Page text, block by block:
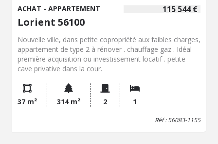
115 544 €
ACHAT - APPARTEMENT
Lorient 56100
Nouvelle ville, dans petite copropriété aux faibles charges,
appartement de type 2 à rénover . chauffage gaz . Idéal
première acquisition ou investissement locatif . petite
cave privative dans la cour.
37 m² 314 m² 2 1
Réf : 56083-1155